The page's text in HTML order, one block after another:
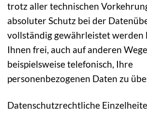
trotz aller technischen
absoluter Schutz bei der
vollständig gewährleistet werden
Ihnen frei, auch auf anderen
beispielsweise telefonisch, Ihre
personenbezogenen Daten zu
Datenschutzrechtliche